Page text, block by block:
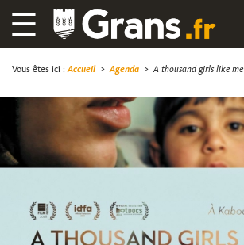
☰
Vous êtes ici : Accueil> Agenda > A thousand girls like me